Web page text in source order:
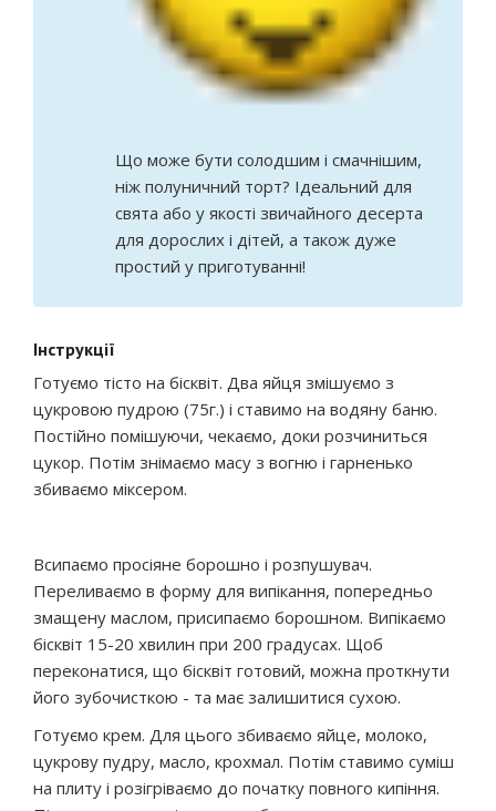
Що може бути солодшим і смачнішим,
ніж полуничний торт? Ідеальний для
свята або у якості звичайного десерта
для дорослих і дітей, а також дуже
простий у приготуванні!
Інструкції
Готуємо тісто на бісквіт. Два яйця змішуємо з
цукровою пудрою (75г.) і ставимо на водяну баню.
Постійно помішуючи, чекаємо, доки розчиниться
цукор. Потім знімаємо масу з вогню і гарненько
збиваємо міксером.
Всипаємо просіяне борошно і розпушувач.
Переливаємо в форму для випікання, попередньо
змащену маслом, присипаємо борошном. Випікаємо
бісквіт 15-20 хвилин при 200 градусах. Щоб
переконатися, що бісквіт готовий, можна проткнути
його зубочисткою - та має залишитися сухою.
Готуємо крем. Для цього збиваємо яйце, молоко,
цукрову пудру, масло, крохмал. Потім ставимо суміш
на плиту і розігріваємо до початку повного кипіння.